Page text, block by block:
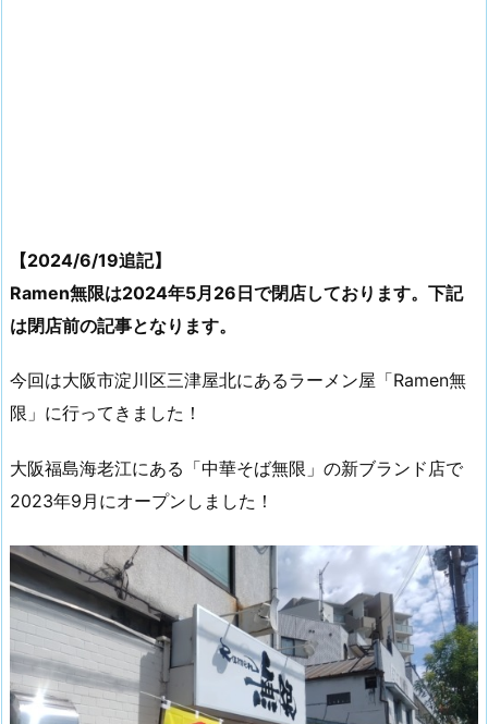
【2024/6/19追記】
Ramen無限は2024年5月26日で閉店しております。下記
は閉店前の記事となります。
今回は大阪市淀川区三津屋北にあるラーメン屋「Ramen無
限」に行ってきました！
大阪福島海老江にある「中華そば無限」の新ブランド店で
2023年9月にオープンしました！